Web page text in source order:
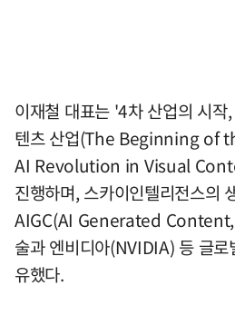
이재철 대표는 '4차 산업의 시
텐츠 산업(The Beginning of
AI Revolution in Visual
진행하며, 스카이인텔리전스의
AIGC(AI Generated Content,
술과 엔비디아(NVIDIA) 등 글
유했다.